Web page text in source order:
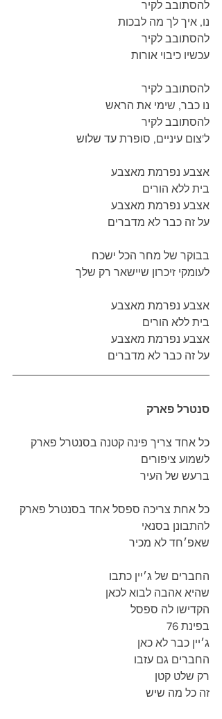
להסתובב לקיר
נו, איך לך מה לבכות
להסתובב לקיר
עכשיו כיבוי אורות
להסתובב לקיר
נו כבר, שימי את הראש
להסתובב לקיר
ל'צום עיניים, סופרת עד שלוש
אצבע נפרמת מאצבע
בית ללא הורים
אצבע נפרמת מאצבע
על זה כבר לא מדברים
בבוקר של מחר הכל ישכח
לעומקי זיכרון שיישאר רק שלך
אצבע נפרמת מאצבע
בית ללא הורים
אצבע נפרמת מאצבע
על זה כבר לא מדברים
סנטרל פארק
כל אחד צריך פינה קטנה בסנטרל פארק
לשמוע ציפורים
ברעש של העיר
כל אחת צריכה ספסל אחד בסנטרל פארק
להתבונן בסנאי
שאפ׳חד לא מכיר
החברים של ג׳יין כתבו
שהיא אהבה לבוא לכאן
הקדישו לה ספסל
בפינת 76
ג׳יין כבר לא כאן
החברים גם עזבו
רק שלט קטן
זה כל מה שיש